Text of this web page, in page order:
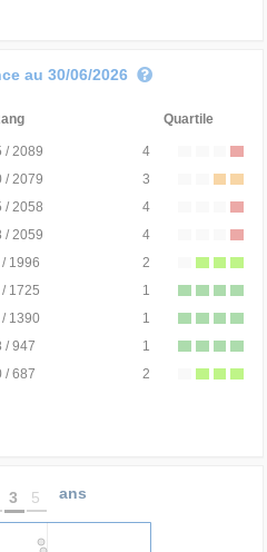
au 30/06/2026
Quartile
/ 2089
4
/ 2079
3
/ 2058
4
/ 2059
4
1996
2
1725
1
1390
1
/ 947
1
/ 687 2
3 5 ans